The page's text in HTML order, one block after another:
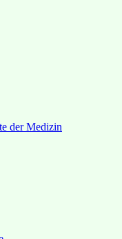
der Medizin